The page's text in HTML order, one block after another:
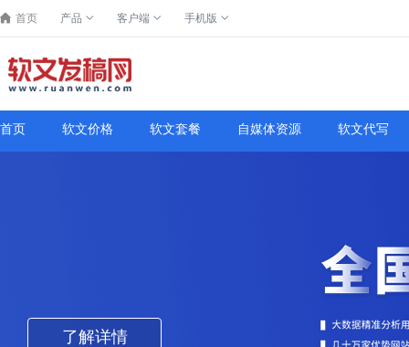
首页 产品 客户端 手机版
首页 软文价格 软文套餐 自媒体资源 软文代写
了解详情